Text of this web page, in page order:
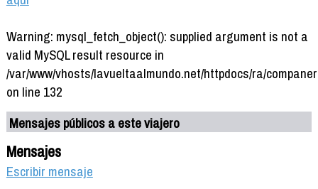
Warning: mysql_fetch_object(): supplied argument is not a
valid MySQL result resource in
/var/www/vhosts/lavueltaalmundo.net/httpdocs/ra/
on line 132
Mensajes públicos a este viajero
Mensajes
Escribir mensaje